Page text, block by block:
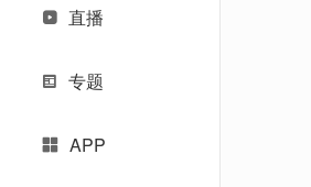
直播
专题
APP